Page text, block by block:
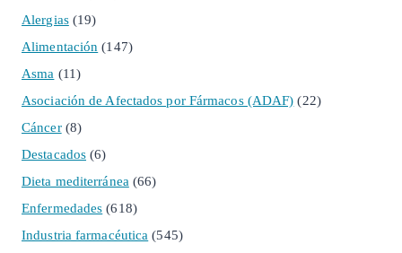
Alergias(19)
Alimentación (147)
Asma (11)
Asociación de Afectados por Fármacos (ADAF) (22)
Cáncer(8)
Destacados (6)
Dieta mediterránea (66)
Enfermedades (618)
Industria farmacéutica (545)